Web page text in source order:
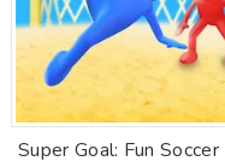
Super Goal: Fun Soccer